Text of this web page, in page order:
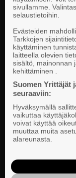
Valtakunnallista,
vaikuttamista pk-
sivullamme.
selaustietoihin.
Evästeiden
Tarkkojen
käyttäminen
laitteella olevien
sisältö, mainonnan
kehittäminen .
Suomen Yrittäjät
seuraaviin:
Hyväksymällä
vaikuttaa
voivat käyttää
muuttaa muita
alareunasta.